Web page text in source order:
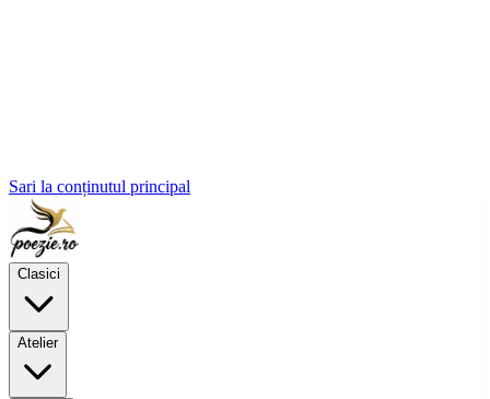
Sari la conținutul principal
Clasici
Atelier